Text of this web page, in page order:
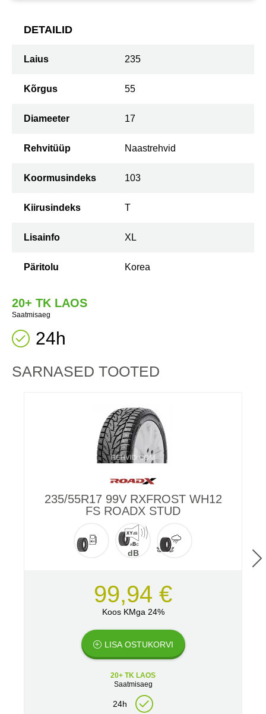
DETAILID
Laius 235
Kõrgus 55
Diameeter 17
Rehvitüüp Naastrehvid
Koormusindeks 103
Kiirusindeks T
Lisainfo XL
Päritolu Korea
20+ TK LAOS
Saatmisaeg
24h
SARNASED TOOTED
235/55R17 99V RXFROST WH12
FS ROADX STUD
dB
99,94 €
Koos KMga 24%
LISA OSTUKORVI
20+ TK LAOS
Saatmisaeg
24h